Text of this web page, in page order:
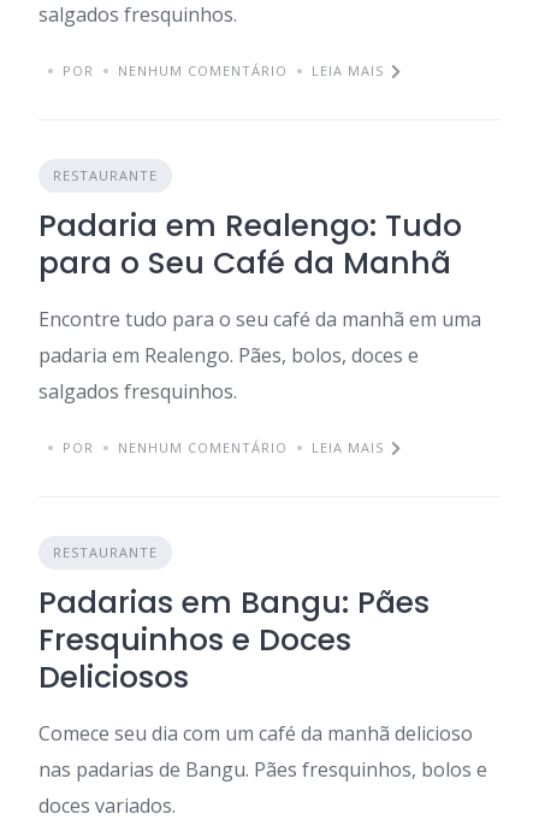
salgados fresquinhos.
POR NENHUM COMENTÁRIO LEIA MAIS
RESTAURANTE
Padaria em Realengo: Tudo
para o Seu Café da Manhã
Encontre tudo para o seu café da manhã em uma
padaria em Realengo. Pães, bolos, doces e
salgados fresquinhos.
POR NENHUM COMENTÁRIO LEIA MAIS
RESTAURANTE
Padarias em Bangu: Pães
Fresquinhos e Doces
Deliciosos
Comece seu dia com um café da manhã delicioso
nas padarias de Bangu. Pães fresquinhos, bolos e
doces variados.